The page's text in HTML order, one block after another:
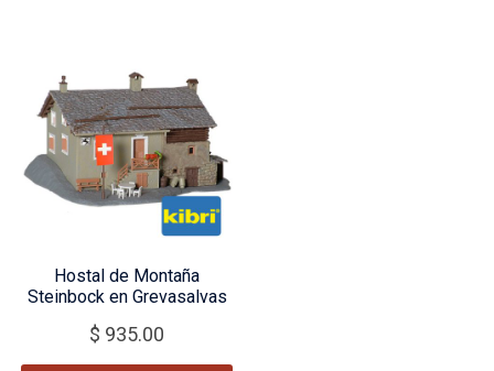
Hostal de Montaña
Steinbock en Grevasalvas
$ 935.00